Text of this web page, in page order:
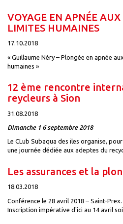
VOYAGE EN APNÉE
LIMITES HUMAINES
17.10.2018
« Guillaume Néry – Plongée en apnée
humaines »
12 ème rencontre
reycleurs à Sion
31.08.2018
Dimanche 1 6 septembre 2018
Le CLub Subaqua des iles organise,
une journée dédiée aux adeptes du
Les assurances et la
18.03.2018
Conférence le 28 avril 2018 – Saint-Prex.
Inscription impérative d'ici au 14 avril